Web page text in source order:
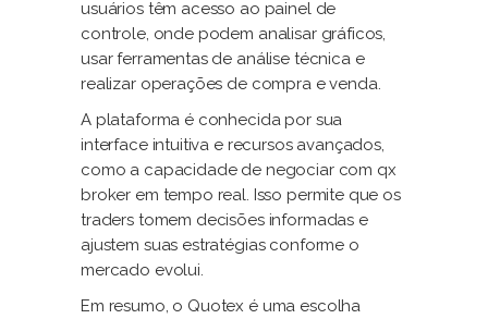
usuários têm acesso ao painel de
controle, onde podem analisar gráficos,
usar ferramentas de análise técnica e
realizar operações de compra e venda.
A plataforma é conhecida por sua
interface intuitiva e recursos avançados,
como a capacidade de negociar com qx
broker em tempo real. Isso permite que os
traders tomem decisões informadas e
ajustem suas estratégias conforme o
mercado evolui.
Em resumo, o Quotex é uma escolha